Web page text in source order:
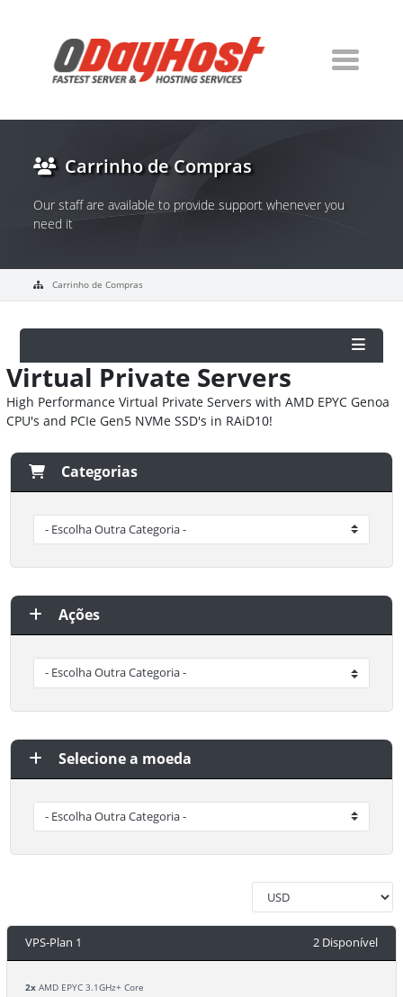
Carrinho de Compras
Our staff are available to provide support whenever you
need it
Carrinho de Compras
Virtual Private Servers
High Performance Virtual Private Servers with AMD EPYC Genoa
CPU's and PCIe Gen5 NVMe SSD's in RAiD10!
Categorias
Ações
Selecione a moeda
VPS-Plan 1 2 Disponível
2x AMD EPYC 3.1GHz+ Core